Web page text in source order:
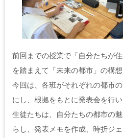
前回までの授業で「自分たちが
を踏まえて「未来の都市」の構
今回は、各班がそれぞれの都市
にし、根拠をもとに発表会を行い
生徒たちは、自分たちの都市の
らし、発表メモを作成、時折ジ